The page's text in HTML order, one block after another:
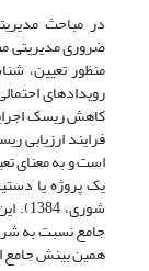
در مباحث
ضروری مدیریتی
منظور تعیین،
رویدادهای
کاهش ریسک
فرایند ارزیابی
است و به معنای
یک پروژه یا
جامع نسبت به
همین بینش